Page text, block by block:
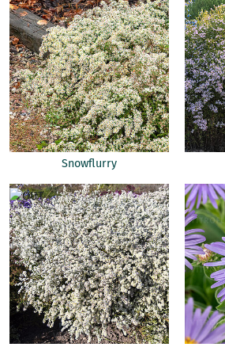
Snowflurry